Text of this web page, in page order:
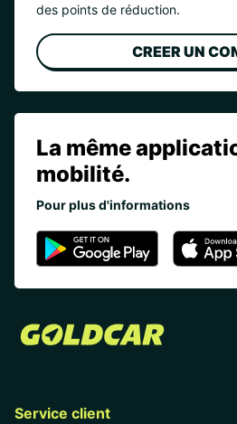
des points de réduction.
CREER UN
La même
mobilité.
Pour plus d'informations
Service client